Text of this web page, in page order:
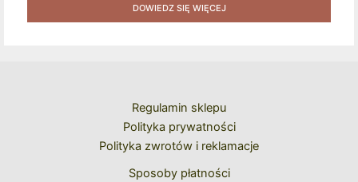
Naklejek + Książka Niespodzianka + Kod Rabatowy Na
Kolejne Zakupy
DOWIEDZ SIĘ WIĘCEJ
Regulamin sklepu
Polityka prywatności
Polityka zwrotów i reklamacje
Sposoby płatności